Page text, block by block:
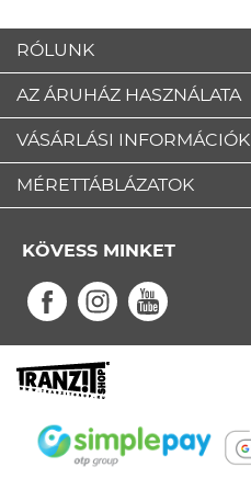
RÓLUNK
AZ ÁRUHÁZ HASZNÁLATA
VÁSÁRLÁSI INFORMÁCIÓK
MÉRETTÁBLÁZATOK
KÖVESS MINKET